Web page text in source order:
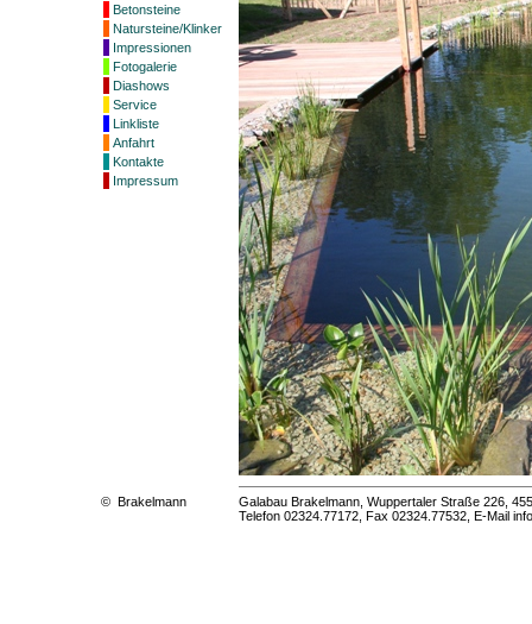
Betonsteine
Natursteine/Klinker
Impressionen
Fotogalerie
Diashows
Service
Linkliste
Anfahrt
Kontakte
Impressum
© Brakelmann
Galabau Brakelmann, Wuppertaler Straße 226,
Telefon 02324.77172, Fax 02324.77532, E-Mail